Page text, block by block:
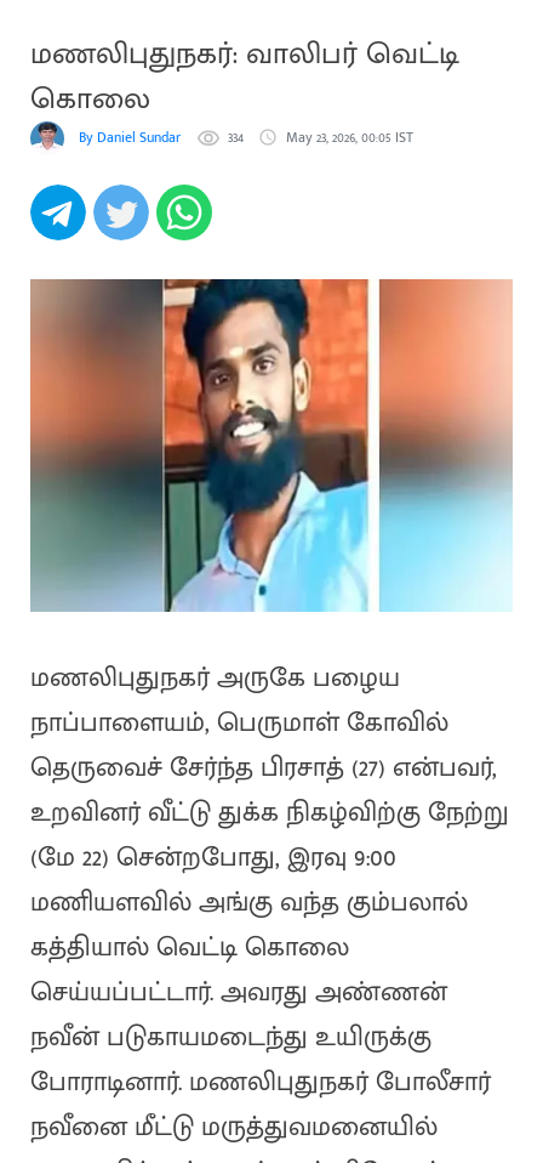
மணலிபுதுநகர்: வாலிபர் வெட்டி
கொலை
By Daniel Sundar 334 May 23, 2026, 00:05 IST
மணலிபுதுநகர் அருகே பழைய
நாப்பாளையம், பெருமாள் கோவில்
தெருவைச் சேர்ந்த பிரசாத் (27) என்பவர்,
உறவினர் வீட்டு துக்க நிகழ்விற்கு நேற்று
(மே 22) சென்றபோது, இரவு 9:00
மணியளவில் அங்கு வந்த கும்பலால்
கத்தியால் வெட்டி கொலை
செய்யப்பட்டார். அவரது அண்ணன்
நவீன் படுகாயமடைந்து உயிருக்கு
போராடினார். மணலிபுதுநகர் போலீசார்
நவீனை மீட்டு மருத்துவமனையில்